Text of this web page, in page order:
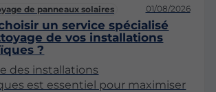
de panneaux solaires 01/08/2026
un service spécialisé
de vos installations
?
des installations
est essentiel pour maximiser